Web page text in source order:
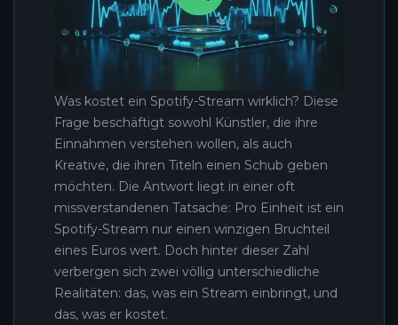
Was kostet ein Spotify-Stream wirklich? Diese
Frage beschäftigt sowohl Künstler, die ihre
Einnahmen verstehen wollen, als auch
Kreative, die ihren Titeln einen Schub geben
möchten. Die Antwort liegt in einer oft
missverstandenen Tatsache: Pro Einheit ist ein
Spotify-Stream nur einen winzigen Bruchteil
eines Euros wert. Doch hinter dieser Zahl
verbergen sich zwei völlig unterschiedliche
Realitäten: das, was ein Stream einbringt, und
das, was er kostet.